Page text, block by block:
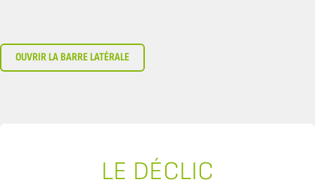
OUVRIR LA BARRE LATÉRALE
LE DÉCLIC